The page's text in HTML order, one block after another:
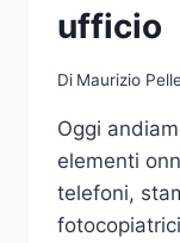
ufficio
Di Maurizio
Oggi
elementi
telefoni,